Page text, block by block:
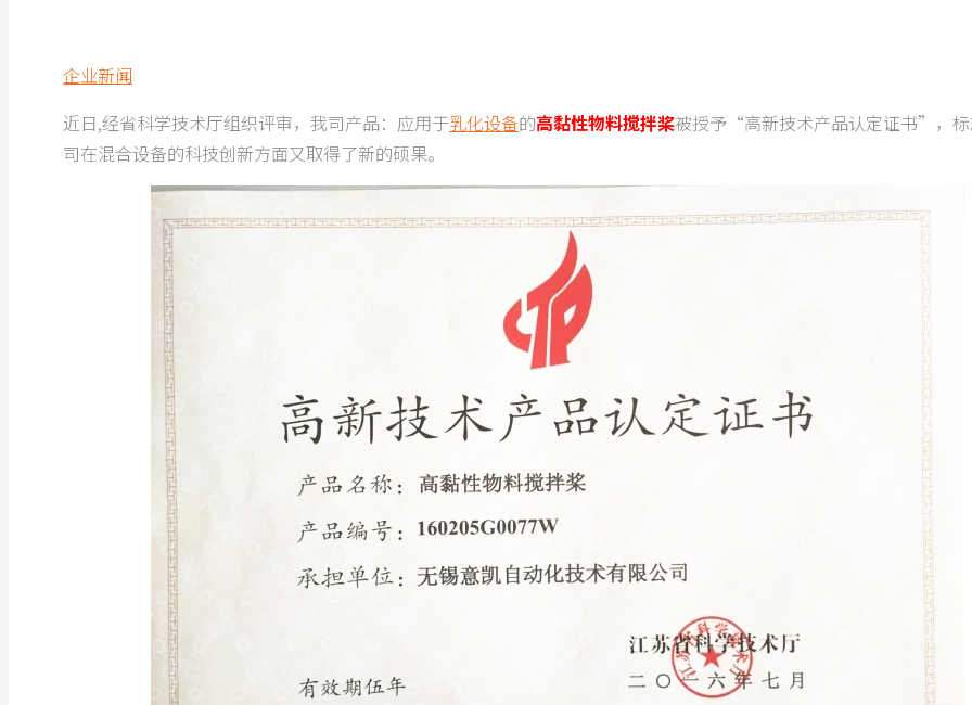
企业新闻
近日,经省科学技术厅组织评审，我司产品：应用于乳化设备的高黏性物料搅拌桨被授予“高新技术产品认定证书”，
司在混合设备的科技创新方面又取得了新的硕果。